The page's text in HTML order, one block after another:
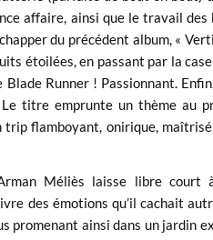
affaire, ainsi que le travail
du précédent album, «
étoilées, en passant par la
Runner ! Passionnant.
titre emprunte un thème au
flamboyant, onirique,
Méliès laisse libre court
des émotions qu’il cachait
promenant ainsi dans un jardin